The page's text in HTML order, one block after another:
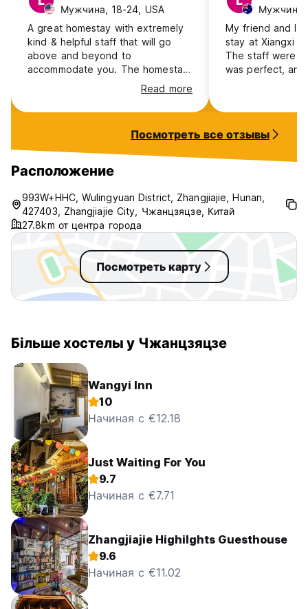
Мужчина, 18-24, USA
A great homestay with extremely
kind & helpful staff that will go
above and beyond to
accommodate you. The homestay
is situated perfectly within the
park with very easy access to the
nearby cableway and busses that
were great and there was a large
selection of local food. They also
have an extremely cute and
friendly dog. If you are staying in
Zhangjiajie, definitely consider
staying here!
Read more
Мужчина,
My friend and I
stay at Xiangxi
The staff were
was perfect,
recommend
experience.
Посмотреть все отзывы
Расположение
993W+HHC, Wulingyuan District, Zhangjiajie, Hunan,
427403, Zhangjiajie City, Чжанцзяцзе, Китай
27.8km от центра города
Посмотреть карту
Більше хостелы у Чжанцзяцзе
Wangyi Inn
10
Начиная с €12.18
Just Waiting For You
9.7
Начиная с €7.71
Zhangjiajie Highilghts Guesthouse
9.6
Начиная с €11.02